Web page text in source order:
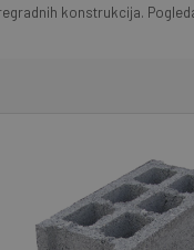
konstrukcija.